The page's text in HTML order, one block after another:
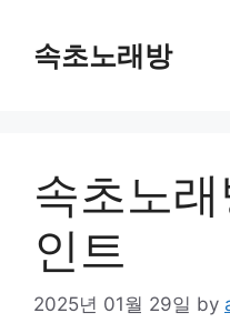
content속초노래방
속초노
인트
2025년 01월 29일 by